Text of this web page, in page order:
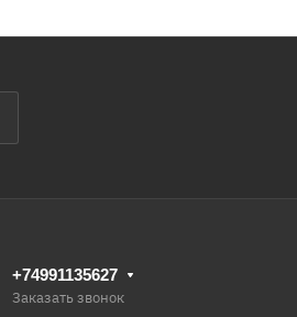
+74991135627
Заказать звонок